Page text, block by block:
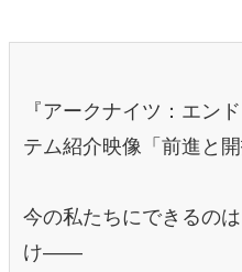
『アークナイツ：エン
テム紹介映像「前進と開
今の私たちにできるの
け――